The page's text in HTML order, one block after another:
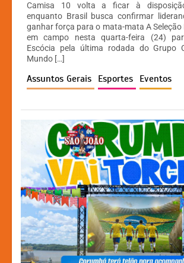
at
s
A
p
p
c
e
b
o
o
k
s
s
e
n
g
er
p
y
Li
n
k
Camisa 10 volta a ficar à
enquanto Brasil busca confirmar
ganhar força para o mata-mata A Seleção
em campo nesta quarta-feira (24)
Escócia pela última rodada do Grupo
Mundo […]
Assuntos Gerais Esportes Eventos